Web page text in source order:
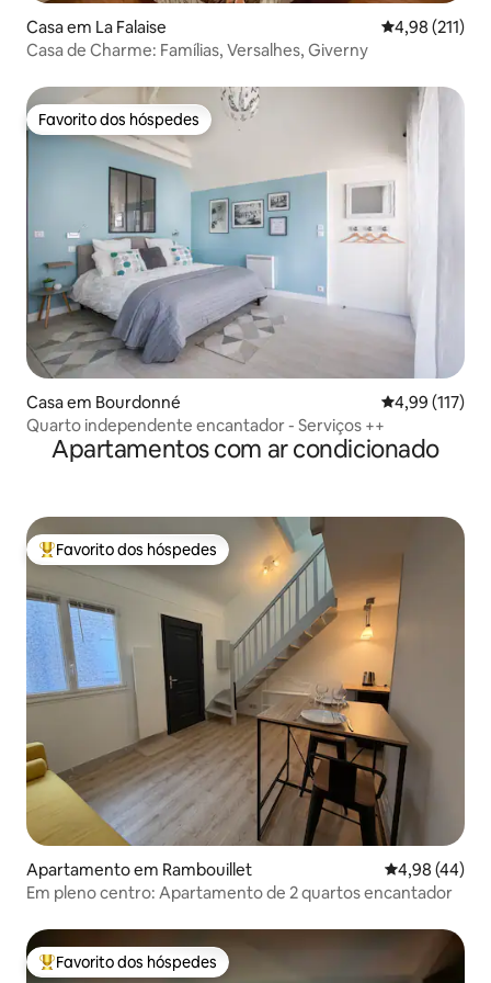
Casa em La Falaise Classificação
4,98 (211)
Casa de Charme: Famílias, Versalhes, Giverny
Favorito dos hóspedes
Favorito dos hóspedes
Casa em Bourdonné Classificação
4,99 (117)
Quarto independente encantador - Serviços ++
Apartamentos com ar condicionado
Favoritos dos hóspedes mais apreciados
Favorito dos hóspedes
Apartamento em Rambouillet Classificação
4,98 (44)
Em pleno centro: Apartamento de 2 quartos encantador
Favoritos dos hóspedes mais apreciados
Favorito dos hóspedes